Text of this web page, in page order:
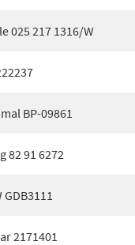
025 217 1316/W
BP-09861
82 91 6272
GDB3111
2171401